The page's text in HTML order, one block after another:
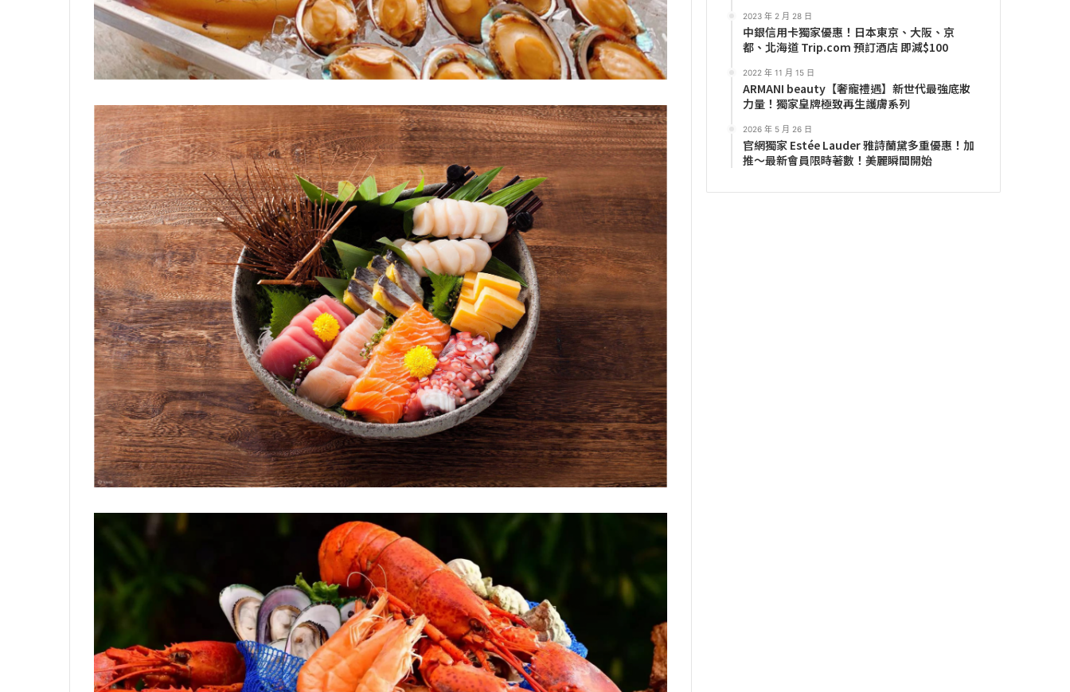
2023 年 2 月 28 日
中銀信用卡獨家優惠！日本東京、大阪、京
都、北海道 Trip.com 預訂酒店 即減$100
2022 年 11 月 15 日
ARMANI beauty【奢寵禮遇】新世代最強底妝
力量！獨家皇牌極致再生護膚系列
2026 年 5 月 26 日
官網獨家 Estée Lauder 雅詩蘭黛多重優惠！加
推～最新會員限時著數！美麗瞬間開始